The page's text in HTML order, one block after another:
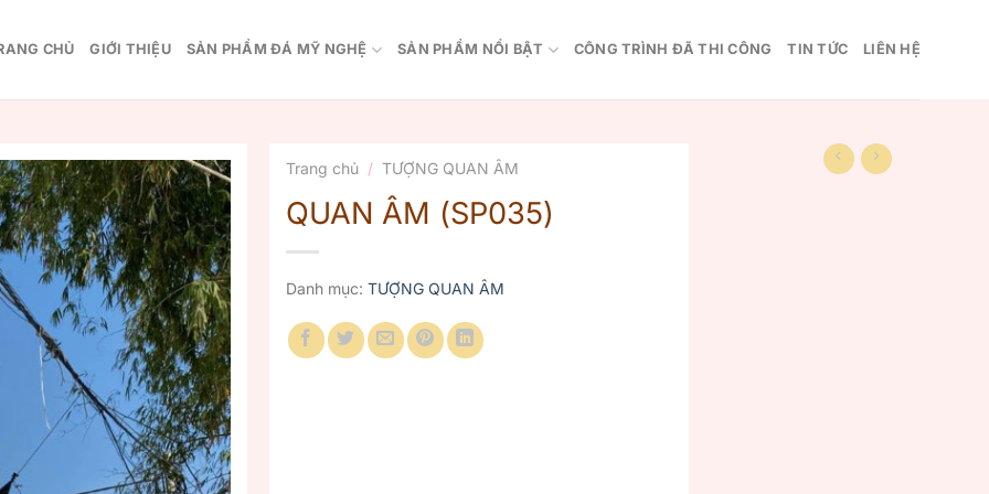
CHỦ GIỚI THIỆU SẢN PHẨM ĐÁ MỸ NGHỆ SẢN PHẨM NỔI BẬT CÔNG TRÌNH ĐÃ THI CÔNG TIN TỨC LIÊN HỆ
Trang chủ / TƯỢNG QUAN ÂM
QUAN ÂM (SP035)
Danh mục: TƯỢNG QUAN ÂM